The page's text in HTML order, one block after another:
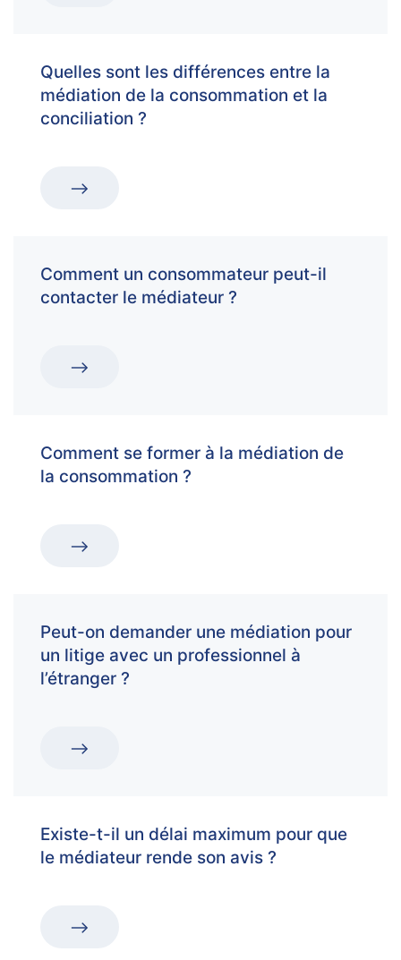
Quelles sont les différences entre la
médiation de la consommation et la
conciliation ?
Comment un consommateur peut-il
contacter le médiateur ?
Comment se former à la médiation de
la consommation ?
Peut-on demander une médiation pour
un litige avec un professionnel à
l’étranger ?
Existe-t-il un délai maximum pour que
le médiateur rende son avis ?